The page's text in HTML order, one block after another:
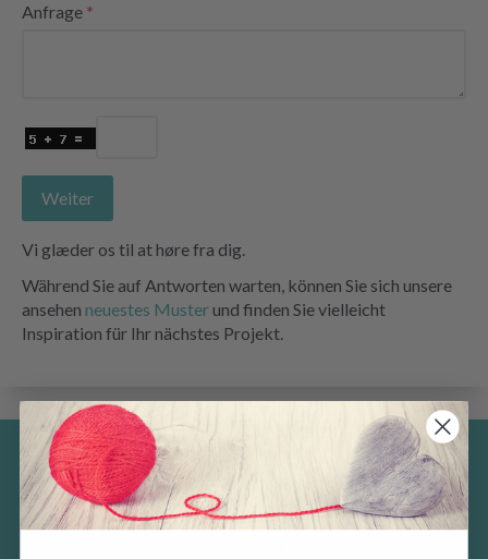
Anfrage
Weiter
Vi glæder os til at høre fra dig.
Während Sie auf Antworten warten, können Sie sich unsere
ansehen neuestes Musterund finden Sie vielleicht
Inspiration für Ihr nächstes Projekt.
Sparen Sie bis zu 50%
Werden Sie Teil unserer Garn-Community und